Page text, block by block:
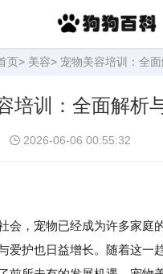
页> 美容> 宠物美容培训：全
培训：全面解析
2026-06-06 00:55:32
，宠物已经成为许多家庭
爱护也日益增长。随着这一